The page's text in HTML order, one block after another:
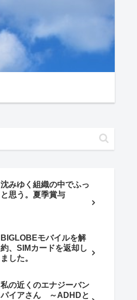
沈みゆく組織の中でふっ
と思う。夏季賞与
BIGLOBEモバイルを解
約、SIMカードを返却し
ました。
私の近くのエナジーバン
パイアさん ～ADHDと